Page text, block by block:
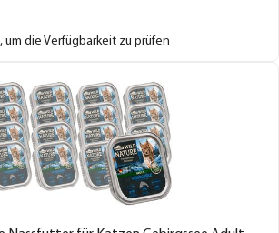
, um die Verfügbarkeit zu prüfen